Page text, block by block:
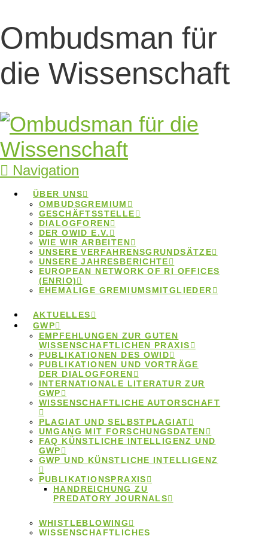
Ombudsman für
die Wissenschaft
Navigation
ÜBER UNS
OMBUDSGREMIUM
GESCHÄFTSSTELLE
DIALOGFOREN
DER OWID E.V.
WIE WIR ARBEITEN
UNSERE VERFAHRENSGRUNDSÄTZE
UNSERE JAHRESBERICHTE
EUROPEAN NETWORK OF RI OFFICES
(ENRIO)
EHEMALIGE GREMIUMSMITGLIEDER
AKTUELLES
GWP
EMPFEHLUNGEN ZUR GUTEN
WISSENSCHAFTLICHEN PRAXIS
PUBLIKATIONEN DES OWID
PUBLIKATIONEN UND VORTRÄGE
DER DIALOGFOREN
INTERNATIONALE LITERATUR ZUR
GWP
WISSENSCHAFTLICHE AUTORSCHAFT
PLAGIAT UND SELBSTPLAGIAT
UMGANG MIT FORSCHUNGSDATEN
FAQ KÜNSTLICHE INTELLIGENZ UND
GWP
GWP UND KÜNSTLICHE INTELLIGENZ
PUBLIKATIONSPRAXIS
HANDREICHUNG ZU
PREDATORY JOURNALS
WHISTLEBLOWING
WISSENSCHAFTLICHES
Symposium der
Ombudspersonen
2026
Symposium der
Ombudspersonen 2026
Home Beiträge
Symposium der
Ombudspersonen 2026
Symposium der
Ombudspersonen
2026
Am 19. und 20. Februar 2026 fand das achte
Symposium der Ombudspersonen für Gute
Wissenschaftliche Praxisin der Berlin-
Brandenburgischen Akademie der Wissenschafen
Spannungsfeld zwischen Vertraulichkeit und